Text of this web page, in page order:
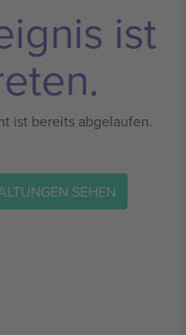
ist
ist bereits abgelaufen.
SEHEN